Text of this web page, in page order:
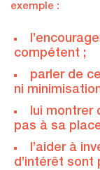
exemple :
compétent ;
parler de
ni
lui montrer
pas à sa
l’aider à
d’intérêt sont